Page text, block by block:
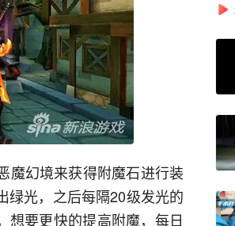
魔幻境来获得附魔石进行装
绿光，之后每隔20级发光的
想要更快的提高附魔，每日